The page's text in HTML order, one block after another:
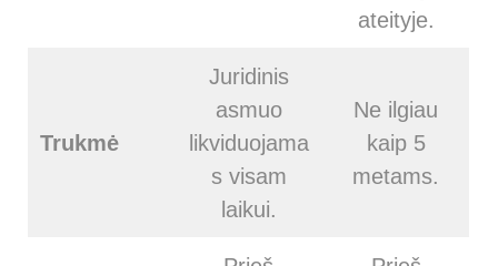
ateityje.
Trukmė
Juridinis
asmuo
likviduojama
s visam
laikui.
Ne ilgiau
kaip 5
metams.